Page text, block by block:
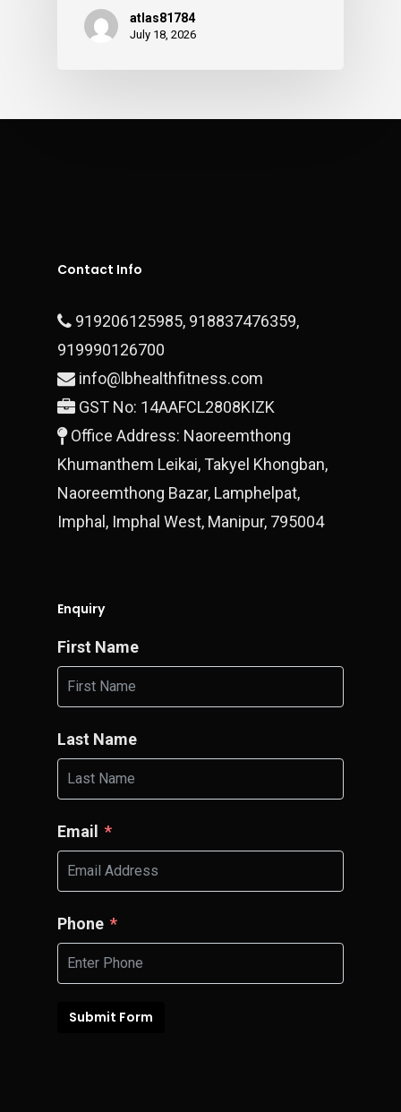
atlas81784
July 18, 2026
Contact Info
919206125985, 918837476359,
919990126700
info@lbhealthfitness.com
GST No: 14AAFCL2808KIZK
Office Address: Naoreemthong
Khumanthem Leikai, Takyel Khongban,
Naoreemthong Bazar, Lamphelpat,
Imphal, Imphal West, Manipur, 795004
Enquiry
First Name
Last Name
Email
Phone
Submit Form